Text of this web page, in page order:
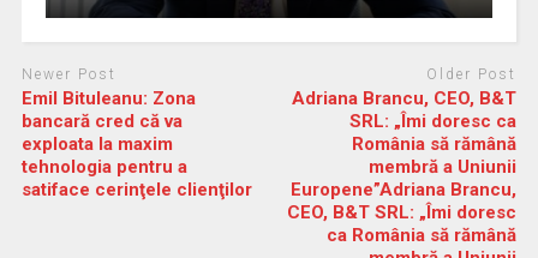
Newer Post
Emil Bituleanu: Zona
bancară cred că va
exploata la maxim
tehnologia pentru a
satiface cerinţele clienţilor
Older Post
Adriana Brancu, CEO, B&T
SRL: „Îmi doresc ca
România să rămână
membră a Uniunii
Europene”Adriana Brancu,
CEO, B&T SRL: „Îmi doresc
ca România să rămână